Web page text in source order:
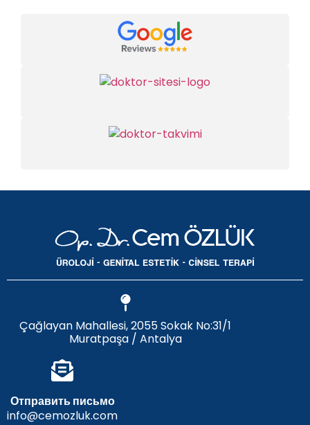
Çağlayan Mahallesi, 2055 Sokak No:31/1
Muratpaşa / Antalya
Отправить письмо
info@cemozluk.com